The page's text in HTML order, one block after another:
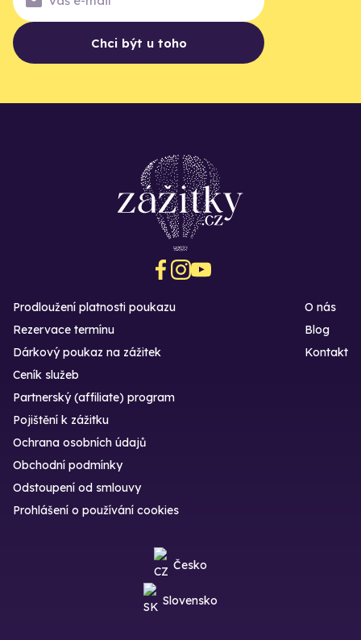
Chci být u toho
Prodloužení platnosti poukazu
Rezervace termínu
Dárkový poukaz na zážitek
O nás
Blog
Kontakt
Ceník služeb
Partnerský (affiliate) program
Pojištění k zážitku
Ochrana osobních údajů
Obchodní podmínky
Odstoupení od smlouvy
Prohlášení o používání cookies
Česko
Slovensko